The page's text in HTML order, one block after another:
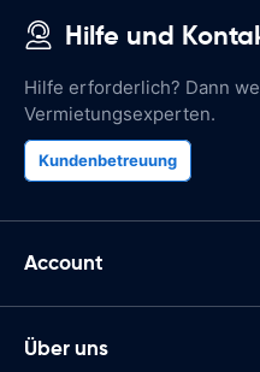
Hilfe und
Hilfe erforderlich? Dann
Vermietungsexperten.
Kundenbetreuung
Account
Über uns